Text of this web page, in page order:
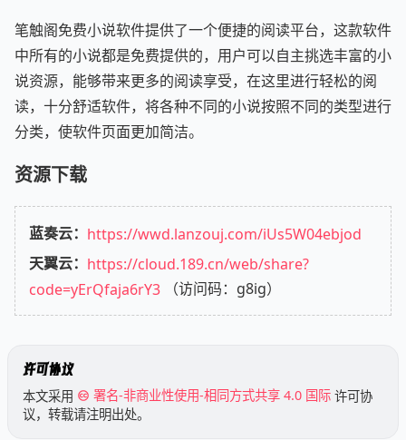
笔触阁免费小说软件提供了一个便捷的阅读平台，这款软件
中所有的小说都是免费提供的，用户可以自主挑选丰富的小
说资源，能够带来更多的阅读享受，在这里进行轻松的阅
读，十分舒适软件，将各种不同的小说按照不同的类型进行
分类，使软件页面更加简洁。
资源下载
蓝奏云： https://wwd.lanzouj.com/iUs5W04ebjod
天翼云： https://cloud.189.cn/web/share?
code=yErQfaja6rY3 （访问码：g8ig）
许可协议
本文采用 署名-非商业性使用-相同方式共享 4.0 国际 许可协
议，转载请注明出处。